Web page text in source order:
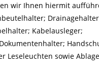
wir Ihnen hiermit
Kabelausleger;
Dokumentenhalter;
Leseleuchtensowie